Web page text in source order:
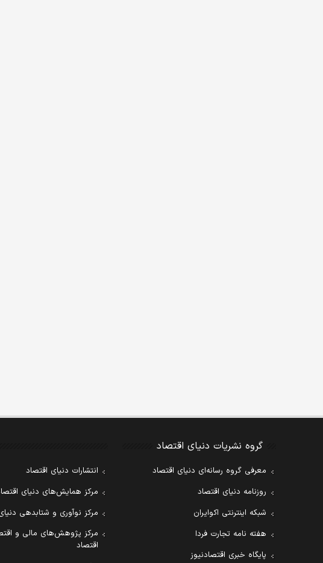
گروه نشریات دنیای اقتصاد
معرفی گروه رسانه‌ای دنیای اقتصاد
روزنامه دنیای اقتصاد
شبکه اینترنتی اکوایران
هفته نامه تجارت فردا
پایگاه خبری اقتصادنیوز
انتشارات دنیای اقتصاد
مرکز همایش‌های دنیای
مرکز نوآوری و شتابدهی
مرکز پژوهش‌های مالی و
اقتصاد